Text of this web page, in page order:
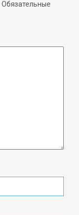
Обязательные